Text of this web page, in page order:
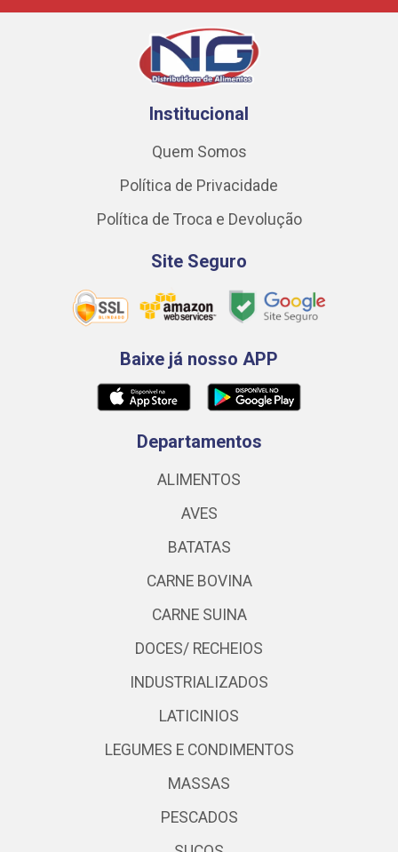
Institucional
Quem Somos
Política de Privacidade
Política de Troca e Devolução
Site Seguro
Baixe já nosso APP
Departamentos
ALIMENTOS
AVES
BATATAS
CARNE BOVINA
CARNE SUINA
DOCES/ RECHEIOS
INDUSTRIALIZADOS
LATICINIOS
LEGUMES E CONDIMENTOS
MASSAS
PESCADOS